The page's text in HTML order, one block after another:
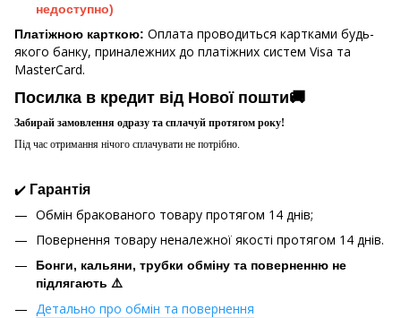
недоступно)
Платіжною карткою: Оплата проводиться картками будь-
якого банку, приналежних до платіжних систем Visa та
MasterCard.
Посилка в кредит від Нової пошти🚚
Забирай замовлення одразу та сплачуй протягом року!
Під час отримання нічого сплачувати не потрібно.
✔️ Гарантія
Обмін бракованого товару протягом 14 днів;
Повернення товару неналежної якості протягом 14 днів.
Бонги, кальяни, трубки обміну та поверненню не
підлягають ⚠️
Детально про обмін та повернення